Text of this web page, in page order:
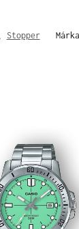
Stopper